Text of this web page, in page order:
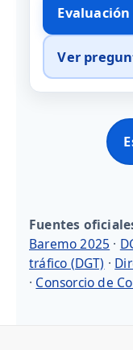
Ver
Fuentes
Baremo 2025 ·
tráfico (DGT) ·
· Consorcio de